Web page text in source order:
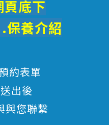
底下
保養介紹
約表單
出後
與您聯繫